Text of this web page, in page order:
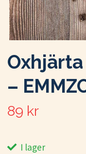
–
89 kr
I lager